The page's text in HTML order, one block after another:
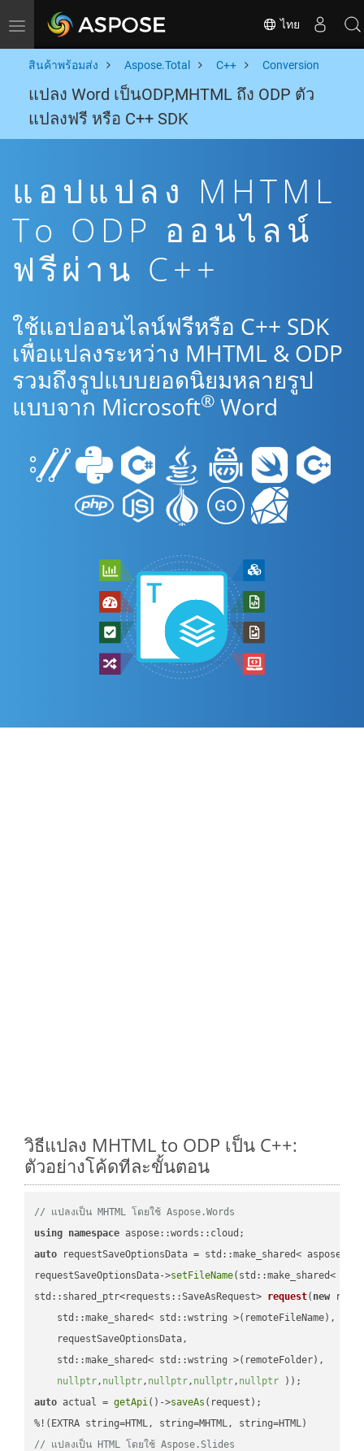
Toggle navigation ไทย
สินค้าพร้อมส่ง Aspose.Total C++ Conversion
แปลง Word เป็นODP,MHTML ถึง ODP ตัว
แปลงฟรี หรือ C++ SDK
แอปแปลง MHTML
To ODP ออนไลน์
ฟรีผ่าน C++
ใช้แอปออนไลน์ฟรีหรือ C++ SDK
เพื่อแปลงระหว่าง MHTML & ODP
รวมถึงรูปแบบยอดนิยมหลายรูป
แบบจาก Microsoft® Word
วิธีแปลง MHTML to ODP เป็น C++:
ตัวอย่างโค้ดทีละขั้นตอน
// แปลงเป็น MHTML โดยใช้ Aspose.Words
using namespace
auto requestSaveOptionsData = std::make_shared<
requestSaveOptionsData->setFileName(std::make_shared<
std::shared_ptr<requests::SaveAsRequest> request( new
    std::make_shared< std::wstring >(remoteFileName),
    requestSaveOptionsData,
    std::make_shared< std::wstring >(remoteFolder),
nullptr, nullptr, nullptr, nullptr, nullptr ))
auto actual = getApi()->saveAs (request);
// แปลงเป็น HTML โดยใช้ Aspose.Slides